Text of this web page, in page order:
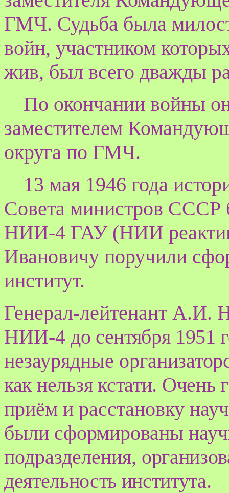
ГМЧ. Судьба была
войн, участником
жив, был всего дважды
По окончании войны
заместителем
округа по ГМЧ.
13 мая 1946 года
Совета министров СССР
НИИ-4 ГАУ (НИИ
Ивановичу поручили
институт.
Генерал-лейтенант А.И.
НИИ-4 до сентября 1951
незаурядные орга
как нельзя кстати.
приём и расстановку
были сформированы
подразделения,
деятельность института.